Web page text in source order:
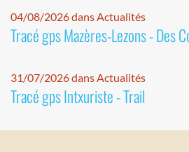
04/08/2026 dans Actualités
Tracé gps Mazères-Lezons - Des
31/07/2026 dans Actualités
Tracé gps Intxuriste - Trail